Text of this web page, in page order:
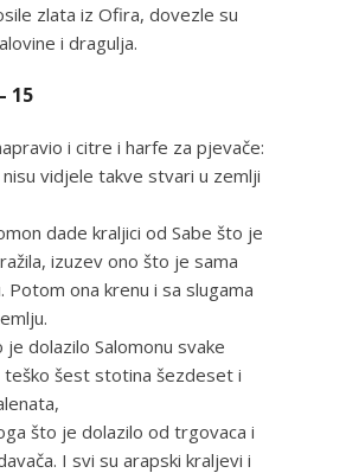
zlata iz Ofira, dovezle su
i dragulja.
15
i citre i harfe za pjevače:
vidjele takve stvari u zemlji
dade kraljici od Sabe što je
izuzev ono što je sama
Potom ona krenu i sa slugama
dolazilo Salomonu svake
teško šest stotina šezdeset i
što je dolazilo od trgovaca i
I svi su arapski kraljevi i